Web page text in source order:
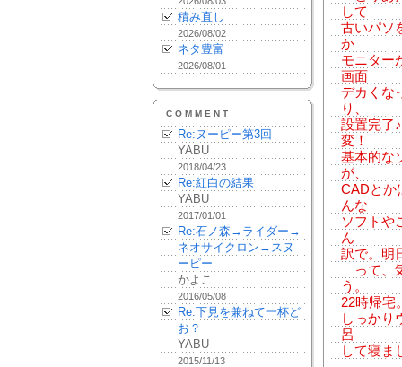
積み直し
2026/08/02
ネタ豊富
2026/08/01
COMMENT
Re:ヌーピー第3回
YABU
2018/04/23
Re:紅白の結果
YABU
2017/01/01
Re:石ノ森→ライダー→
ネオサイクロン→スヌ
ーピー
かよこ
2016/05/08
Re:下見を兼ねて一杯ど
お？
YABU
2015/11/13
して
古いパソ
か
モニター
画面
デカくな
り、
設置完了
変！
基本的な
が、
CADとか
んな
ソフトや
ん
訳で。明
って、
う。
22時帰宅
しっか
呂
して寝ま